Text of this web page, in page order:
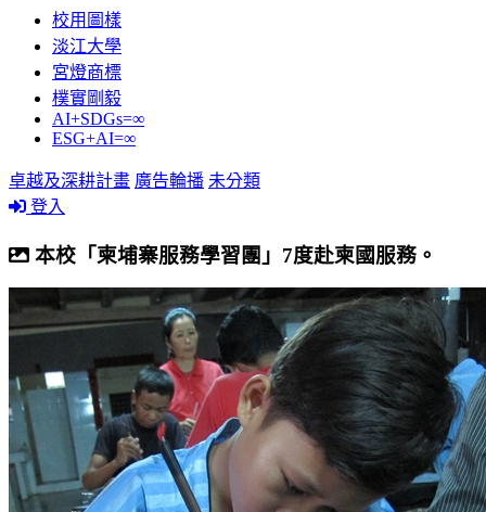
校用圖樣
淡江大學
宮燈商標
樸實剛毅
AI+SDGs=∞
ESG+AI=∞
卓越及深耕計畫 廣告輪播 未分類
登入
本校「柬埔寨服務學習團」7度赴柬國服務。